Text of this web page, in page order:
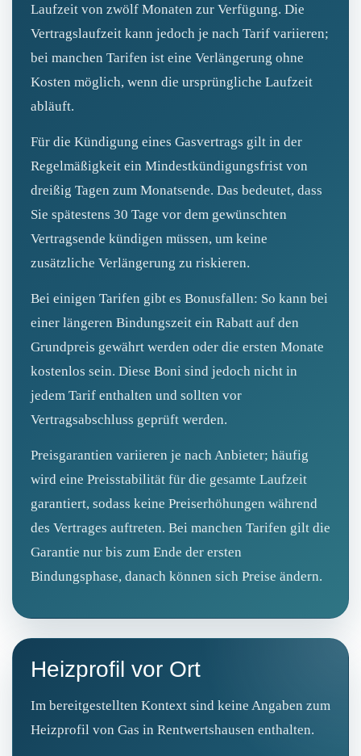
Laufzeit von zwölf Monaten zur Verfügung. Die
Vertragslaufzeit kann jedoch je nach Tarif variieren;
bei manchen Tarifen ist eine Verlängerung ohne
Kosten möglich, wenn die ursprüngliche Laufzeit
abläuft.
Für die Kündigung eines Gasvertrags gilt in der
Regelmäßigkeit ein Mindestkündigungsfrist von
dreißig Tagen zum Monatsende. Das bedeutet, dass
Sie spätestens 30 Tage vor dem gewünschten
Vertragsende kündigen müssen, um keine
zusätzliche Verlängerung zu riskieren.
Bei einigen Tarifen gibt es Bonusfallen: So kann bei
einer längeren Bindungszeit ein Rabatt auf den
Grundpreis gewährt werden oder die ersten Monate
kostenlos sein. Diese Boni sind jedoch nicht in
jedem Tarif enthalten und sollten vor
Vertragsabschluss geprüft werden.
Preisgarantien variieren je nach Anbieter; häufig
wird eine Preisstabilität für die gesamte Laufzeit
garantiert, sodass keine Preiserhöhungen während
des Vertrages auftreten. Bei manchen Tarifen gilt die
Garantie nur bis zum Ende der ersten
Bindungsphase, danach können sich Preise ändern.
Heizprofil vor Ort
Im bereitgestellten Kontext sind keine Angaben zum
Heizprofil von Gas in Rentwertshausen enthalten.